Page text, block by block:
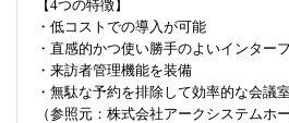
【4つの特徴】
・低コストでの導入が可能
・直感的かつ使い勝手のよいインター
・来訪者管理機能を装備
・無駄な予約を排除して効率的な会議
（参照元：株式会社アークシステムホ